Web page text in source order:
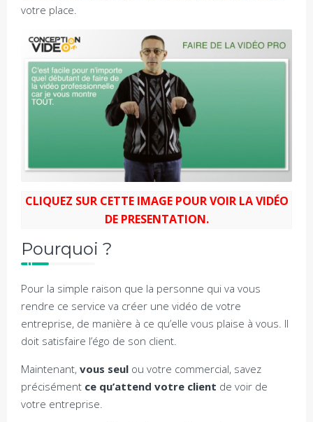
votre place.
CLIQUEZ SUR CETTE IMAGE POUR VOIR LA VIDÉO
DE PRESENTATION.
Pourquoi ?
Pour la simple raison que la personne qui va vous
rendre ce service va créer une vidéo de votre
entreprise, de manière à ce qu’elle vous plaise à vous. Il
doit satisfaire l’égo de son client.
Maintenant, vous seul ou votre commercial, savez
précisément ce qu’attend votre client de voir de
votre entreprise.